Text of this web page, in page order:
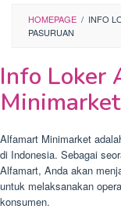
HOMEPAGE / INFO
PASURUAN
Info Loker
Alfamart Minimarket
di Indonesia. Sebagai
Alfamart, Anda akan
untuk melaksanakan
konsumen.